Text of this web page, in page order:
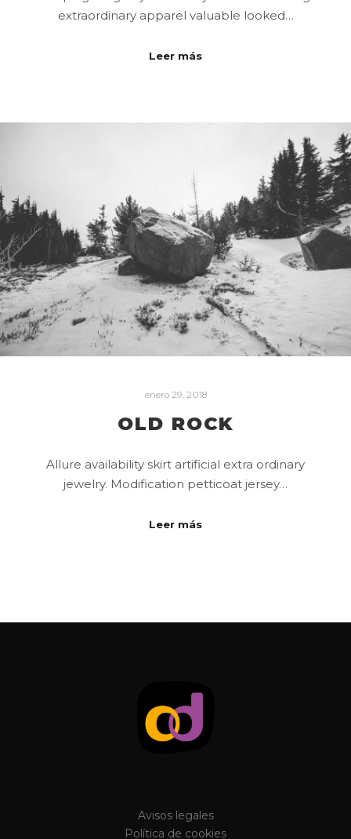
extraordinary apparel valuable looked…
Leer más
enero 29, 2018
OLD ROCK
Allure availability skirt artificial extra ordinary
jewelry. Modification petticoat jersey…
Leer más
Avisos legales
Política de cookies